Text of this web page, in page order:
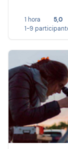
1 hora
5,0
1-9